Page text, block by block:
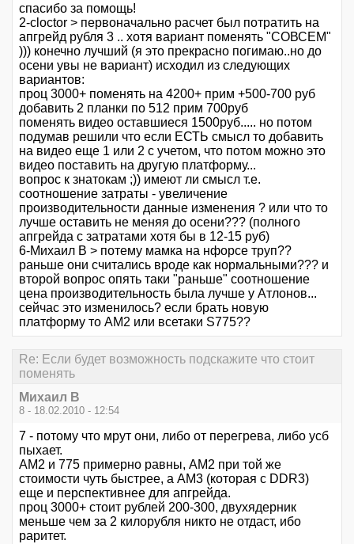
спасибо за помощь!
2-cloctor > первоначально расчет был потратить на
апгрейд рубля 3 .. хотя вариант поменять "СОВСЕМ"
))) конечно лучший (я это прекрасно погимаю..но до
осени увы не вариант) исходил из следующих
вариантов:
проц 3000+ поменять на 4200+ прим +500-700 руб
добавить 2 планки по 512 прим 700руб
поменять видео оставшиеся 1500руб..... но потом
подумав решили что если ЕСТЬ смысл то добавить
на видео еще 1 или 2 с учетом, что потом можно это
видео поставить на другую платформу...
вопрос к знатокам ;)) имеют ли смысл т.е.
соотношение затраты - увеличение
производительности данные изменения ? или что то
лучше оставить не меняя до осени??? (полного
апгрейда с затратами хотя бы в 12-15 руб)
6-Михаил В > потему мамка на нфорсе труп??
раньше они считались вроде как нормальными??? и
второй вопрос опять таки "раньше" соотношение
цена производительность была лучше у Атлонов...
сейчас это изменилось? если брать новую
платформу то АМ2 или всетаки S775??
Re: Если будет возможность подскажите что стоит
поменять
Михаил В
8 - 18.02.2010 - 12:54
7 - потому что мрут они, либо от перегрева, либо усб
пыхает.
AM2 и 775 примерно равны, AM2 при той же
стоимости чуть быстрее, а AM3 (которая с DDR3)
еще и перспективнее для апгрейда.
проц 3000+ стоит рублей 200-300, двухядерник
меньше чем за 2 килорубля никто не отдаст, ибо
раритет.